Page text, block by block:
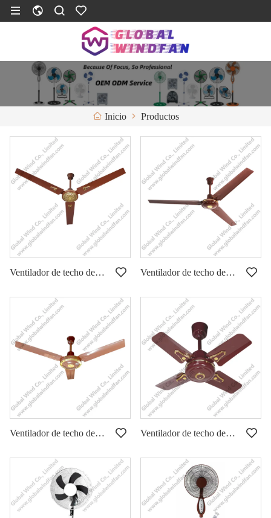
Inicio Productos
Ventilador de techo de 56 pulgadas GWFS-06 Ventilador de techo de 56 pulgadas GWFS-05
Ventilador de techo de 36 pulgadas GWFS-03 Ventilador de techo de 24 pulgadas GWFS-01